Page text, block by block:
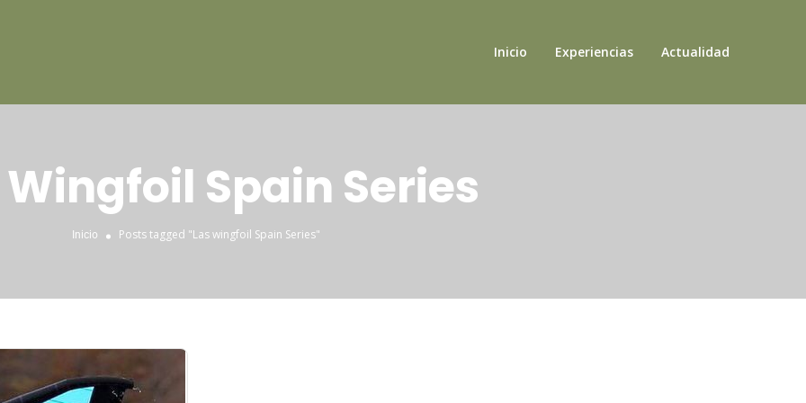
Inicio Experiencias Actualidad
Wingfoil Spain Series
Inicio Posts tagged "Las wingfoil Spain Series"